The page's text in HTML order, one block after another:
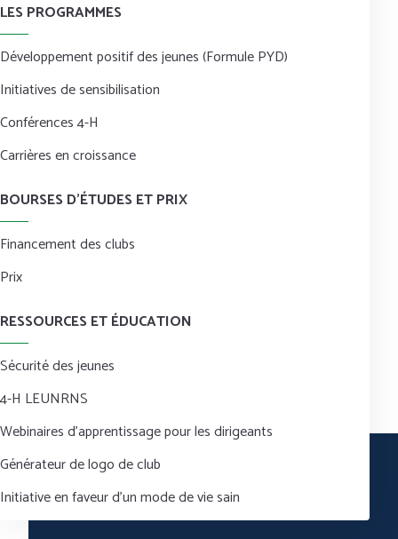
LES PROGRAMMES
Développement positif des jeunes (Formule PYD)
Initiatives de sensibilisation
Conférences 4-H
Carrières en croissance
BOURSES D’ÉTUDES ET PRIX
Financement des clubs
Prix
RESSOURCES ET ÉDUCATION
Sécurité des jeunes
4-H LEUNRNS
Webinaires d’apprentissage pour les dirigeants
Générateur de logo de club
Initiative en faveur d’un mode de vie sain